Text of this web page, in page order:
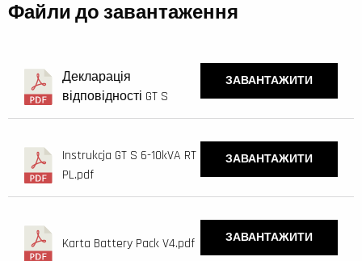
Файли до завантаження
Декларація
відповідності GT S
ЗАВАНТАЖИТИ
Instrukcja GT S 6-10kVA RT
PL.pdf
ЗАВАНТАЖИТИ
Karta Battery Pack V4.pdf ЗАВАНТАЖИТИ